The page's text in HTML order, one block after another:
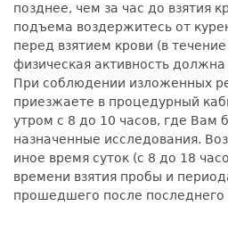
позднее, чем за час до взятия
подъема воздержитесь от
перед взятием крови (в
физическая активность
При соблюдении изложенных
приезжаете в процедурный
утром с 8 до 10 часов, где Вам
назначенные исследования.
иное время суток (с 8 до 18
времени взятия пробы и
прошедшего после